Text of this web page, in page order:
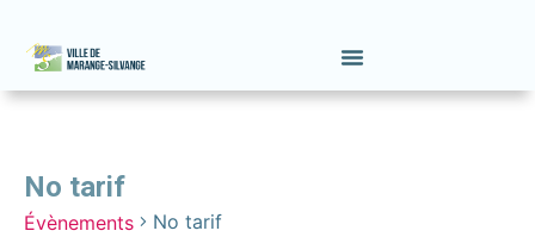
No tarif
Évènements No tarif